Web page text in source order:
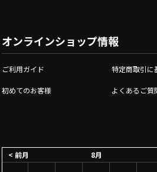
オンラインショップ情報
ご利用ガイド 特定商取引に
初めてのお客様 よくあるご質
8月
< 前月